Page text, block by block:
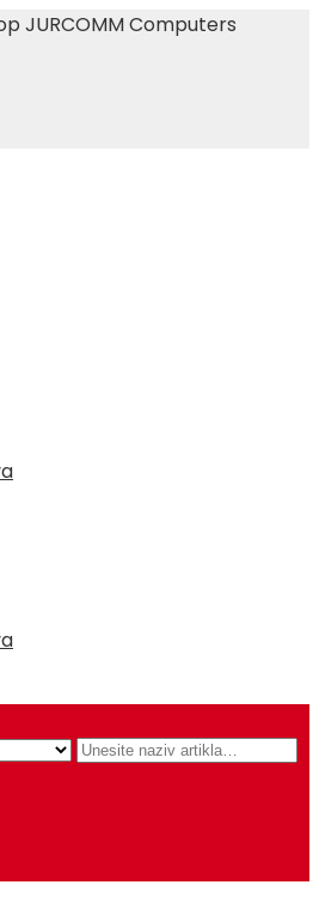
JURCOMM Computers